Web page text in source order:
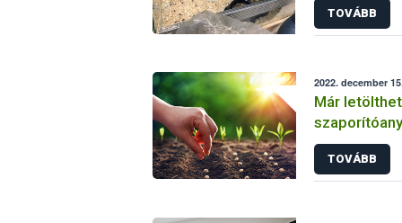
TOVÁBB
2022. december
Már
előállítók és
TOVÁBB